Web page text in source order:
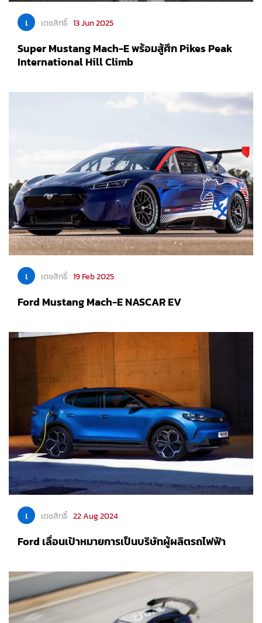
เ เตชสิทธิ์ 13 Jun 2025
Super Mustang Mach-E พร้อมสู้ศึก Pikes Peak
International Hill Climb
เ เตชสิทธิ์ 19 Feb 2025
Ford Mustang Mach-E NASCAR EV
เ เตชสิทธิ์ 22 Aug 2024
Ford เลื่อนเป้าหมายการเป็นบริษัทผู้ผลิตรถไฟฟ้า